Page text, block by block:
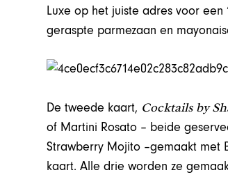
Luxe op het juiste adres voor
geraspte parmezaan en
De tweede kaart, Cocktails by
of Martini Rosato – beide
Strawberry Mojito –gemaakt met
kaart. Alle drie worden ze